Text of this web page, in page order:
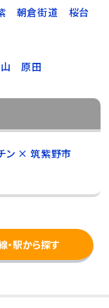
朝倉街道
桜台
原田
ン × 筑紫野市
・駅から探す